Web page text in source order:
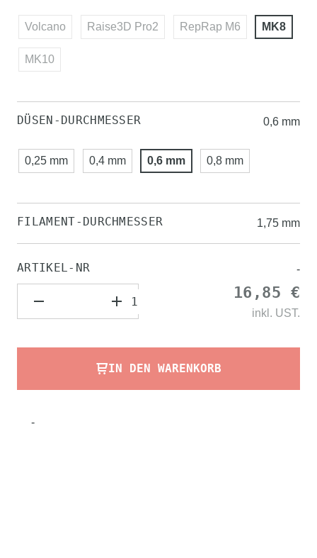
Volcano Raise3D Pro2 RepRap M6 MK8
MK10
DÜSEN-DURCHMESSER 0,6 mm
0,25 mm 0,4 mm 0,6 mm 0,8 mm
FILAMENT-DURCHMESSER 1,75 mm
ARTIKEL-NR -
16,85 €
inkl. UST.
IN DEN WARENKORB
-